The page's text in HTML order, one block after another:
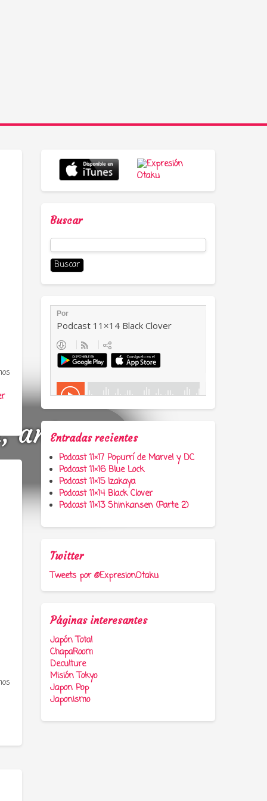
anime y
Buscar
Buscar:
Entradas recientes
Podcast 11×17 Popurrí de Marvel y DC
Podcast 11×16 Blue Lock
Podcast 11×15 Izakaya
Podcast 11×14 Black Clover
Podcast 11×13 Shinkansen (Parte 2)
Twitter
Tweets por @ExpresionOtaku
Páginas interesantes
Japón Total
ChapaRoom
Deculture
Misión Tokyo
Japon Pop
Japonismo